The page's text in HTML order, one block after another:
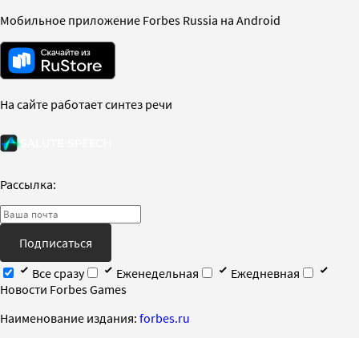
Мобильное приложение Forbes Russia на Android
На сайте работает синтез речи
Рассылка:
Подписаться
Все сразу
Еженедельная
Ежедневная
Новости Forbes Games
Наименование издания: forbes.ru